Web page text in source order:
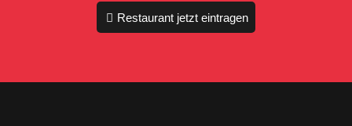
Restaurant jetzt eintragen